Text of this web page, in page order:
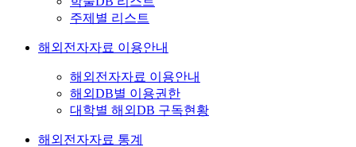
주제별 리스트
해외전자자료 이용안내
해외전자자료 이용안내
해외DB별 이용권한
대학별 해외DB 구독현황
해외전자자료 통계